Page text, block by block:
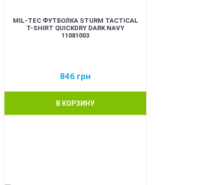
MIL-TEC ФУТБОЛКА STURM TACTICAL
T-SHIRT QUICKDRY DARK NAVY
11081003
846 грн
В КОРЗИНУ